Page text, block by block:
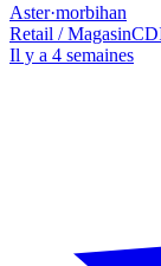
Aster·morbihan
Retail / Magasin
Il y a 4 semaines